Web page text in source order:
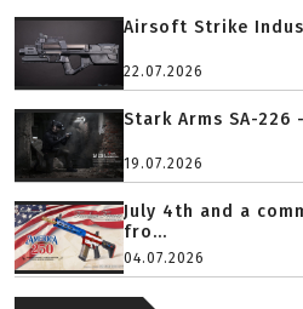
Airsoft Strike
22.07.2026
Stark Arms SA-
19.07.2026
July 4th and a
fro...
04.07.2026